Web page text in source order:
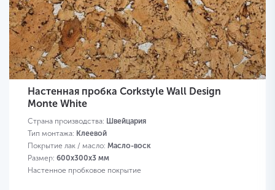
Настенная пробка Corkstyle Wall Design
Monte White
Страна производства: Швейцария
Тип монтажа: Клеевой
Покрытие лак / масло: Масло-воск
Размер: 600х300х3 мм
Настенное пробковое покрытие